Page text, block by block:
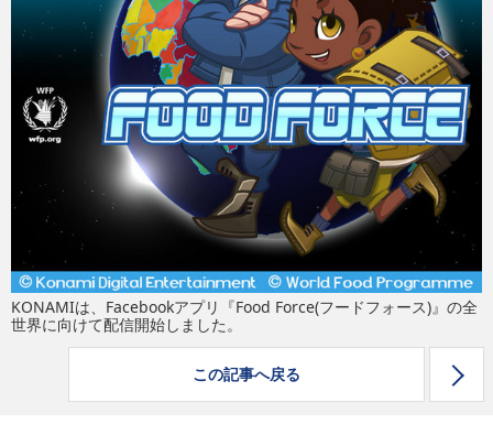
KONAMIは、Facebookアプリ『Food Force(フードフォース)』の全
世界に向けて配信開始しました。
この記事へ戻る